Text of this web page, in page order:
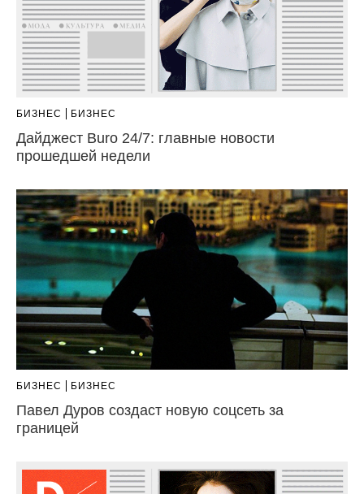
БИЗНЕС БИЗНЕС
Дайджест Buro 24/7: главные новости
прошедшей недели
БИЗНЕС БИЗНЕС
Павел Дуров создаст новую соцсеть за
границей